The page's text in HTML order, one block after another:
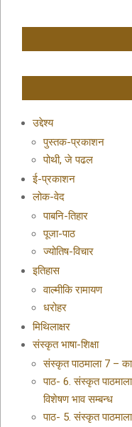
उद्देश्य
पुस्तक-प्रकाशन
पोथी, जे पढल
ई-प्रकाशन
लोक-वेद
पाबनि-तिहार
पूजा-पाठ
ज्योतिष-विचार
इतिहास
वाल्मीकि रामायण
धरोहर
मिथिलाक्षर
संस्कृत भाषा-शिक्षा
संस्कृत पाठमाला 7 –
पाठ- 6. संस्कृत
विशेषण भाव सम्बन्ध
पाठ- 5. संस्कृत पाठमाला